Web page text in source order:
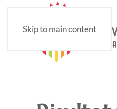
Skip to main content